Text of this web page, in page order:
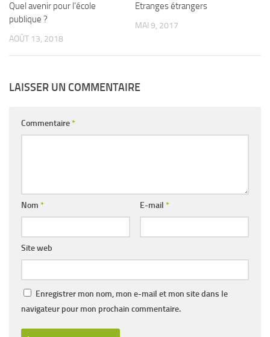
Quel avenir pour l’école
publique ?
AOÛT 13, 2018
Etranges étrangers
MAI 9, 2017
LAISSER UN COMMENTAIRE
Commentaire*
Nom * E-mail *
Site web
Enregistrer mon nom, mon e-mail et mon site dans le
navigateur pour mon prochain commentaire.